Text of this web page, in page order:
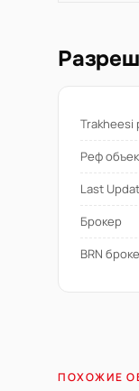
Trakheesi
Реф
Last
Брокер
BRN
ПОХОЖИЕ